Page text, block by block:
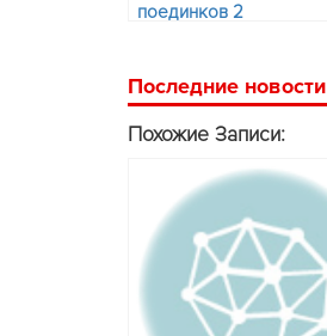
поединков 2
Последние новости
Похожие Записи: